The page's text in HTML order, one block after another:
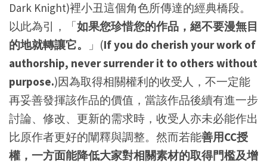
Dark Knight)裡小丑這個角色所傳達的經典橋段。
以此為引，「如果您珍惜您的作品，絕不要漫無目
的地就轉讓它。
」(If you do cherish your work of
authorship, never surrender it to others without
purpose.)因為取得相關權利的收受人，不一定能
再妥善發揮該作品的價值，當該作品後續有進一步
討論、修改、更新的需求時，收受人亦未必能作出
比原作者更好的闡釋與調整。然而若能善用CC授
權，一方面能降低大家對相關素材的取得門檻及增